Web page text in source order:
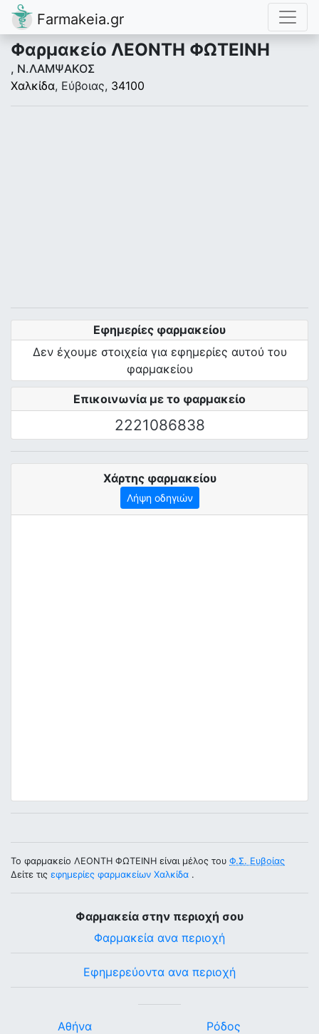
Farmakeia.gr
Φαρμακείο ΛΕΟΝΤΗ ΦΩΤΕΙΝΗ
, Ν.ΛΑΜΨΑΚΟΣ
Χαλκίδα, Εύβοιας, 34100
Επικοινωνία με το φαρμακείο
2221086838
Εφημερίες φαρμακείου
Δεν έχουμε στοιχεία για εφημερίες αυτού του
φαρμακείου
Χάρτης φαρμακείου
Λήψη οδηγιών
Το φαρμακείο ΛΕΟΝΤΗ ΦΩΤΕΙΝΗ είναι μέλος του Φ.Σ. Ευβοίας
Δείτε τις εφημερίες φαρμακείων Χαλκίδα .
Φαρμακεία στην περιοχή σου
Φαρμακεία ανα περιοχή
Εφημερεύοντα ανα περιοχή
Αθήνα
Ρόδος